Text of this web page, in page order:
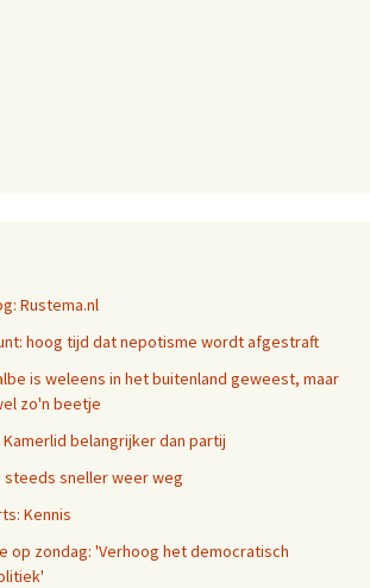
Rustema.nl
hoog tijd dat nepotisme wordt afgestraft
is weleens in het buitenland geweest, maar
zo'n beetje
Kamerlid belangrijker dan partij
sneller weer weg
Kennis
op zondag: 'Verhoog het democratisch